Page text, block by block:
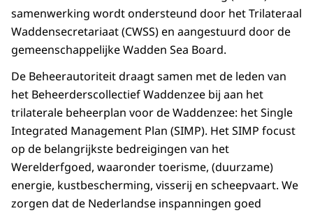
veilig, vitaal en veerkrachtig Waddengebied.
Nu en in de toekomst.
samenwerking wordt ondersteund door het Trilateraal
Waddensecretariaat (CWSS) en aangestuurd door de
gemeenschappelijke Wadden Sea Board.
De Beheerautoriteit draagt samen met de leden van
het Beheerderscollectief Waddenzee bij aan het
trilaterale beheerplan voor de Waddenzee: het Single
Integrated Management Plan (SIMP). Het SIMP focust
op de belangrijkste bedreigingen van het
Werelderfgoed, waaronder toerisme, (duurzame)
energie, kustbescherming, visserij en scheepvaart. We
zorgen dat de Nederlandse inspanningen goed